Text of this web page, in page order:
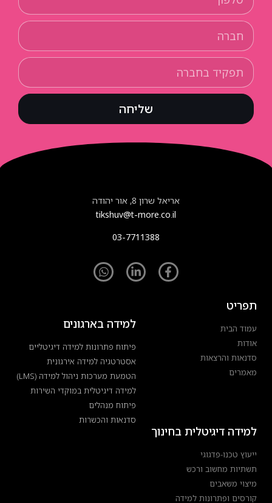
שליחה
אריאל שרון 8, אור יהודה
tikshuv@t-more.co.il
03-7711388
תפריט
עמוד הבית
אודות
סדנאות והרצאות
מאמרים
למידה בארגונים
פיתוח פתרונות למידה דיגיטליים
אסטרטגיה למידה אירגונית
הטמעת מערכות ניהול למידה (LMS)
למידה דיגיטלית במוקדי השירות
פיתוח מנהלים
סדנאות והכשרות
למידה דיגיטלית בחינוך
ייעוץ טכנו-פדגוגי
תשתיות מחשוב ורכש
מיצוי משאבים
קורסים ופתרונות למידה